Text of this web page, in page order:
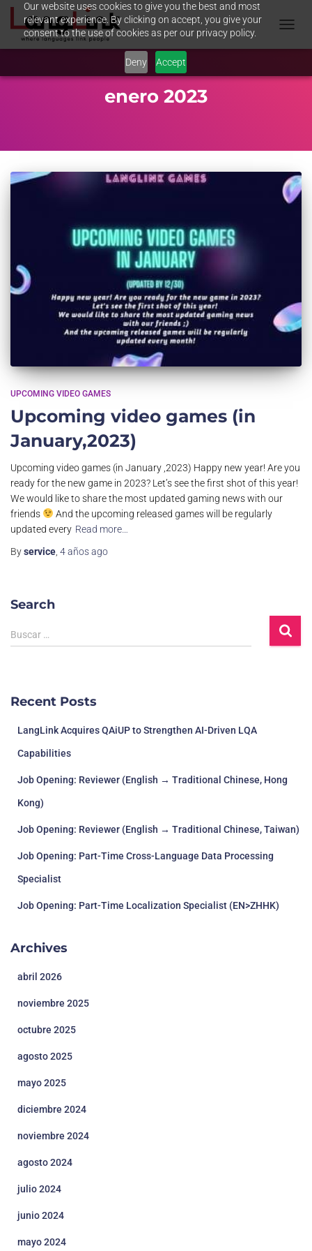
Our website uses cookies to give you the best and most
relevant experience. By clicking on accept, you give your
consent to the use of cookies as per our privacy policy.
Deny Accept
enero 2023
UPCOMING VIDEO GAMES
Upcoming video games (in
January,2023)
Upcoming video games (in January ,2023) Happy new year! Are you
ready for the new game in 2023? Let’s see the first shot of this year!
We would like to share the most updated gaming news with our
friends
And the upcoming released games will be regularly
updated every Read more…
Byservice 4 añosago
Search
Buscar …
Recent Posts
LangLink Acquires QAiUP to Strengthen AI-Driven LQA
Capabilities
Job Opening: Reviewer (English → Traditional Chinese, Hong
Kong)
Job Opening: Reviewer (English → Traditional Chinese, Taiwan)
Job Opening: Part-Time Cross-Language Data Processing
Specialist
Job Opening: Part-Time Localization Specialist (EN>ZHHK)
Archives
abril 2026
noviembre 2025
octubre 2025
agosto 2025
mayo 2025
diciembre 2024
noviembre 2024
agosto 2024
julio 2024
junio 2024
mayo 2024